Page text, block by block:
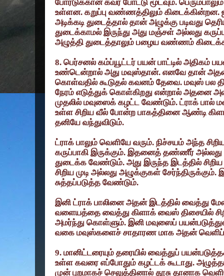
போர்டுக்கான கவர் போட்டு மூடவும்.
உள்ளன. கறுப்பு வண்ணத்திலும்
அடிக்கடி துடைத்தால் தான் அழுக்கு படிவது
துடைக்காமல் இருந்து அது மஞ்சள் அல்லது
அழுத்தி துடைத்தாலும் பழைய வண்ணம்
8. பெர்சனல் கம்ப்யூட்டர் பயன் பாட்டில் அதிகம்
உண்டென்றால் அது மவுஸ்தான். எனவே தான்
கொள்வதில் கூடுதல் கவனம் தேவை. மவுஸ் பல
நேரம் எடுத்துக் கொள்கிறது என்றால் அதனை
முதலில் மவுஸைக் கழட்ட வேண்டும். ட்ராக் பால்
உள்ள சிறிய வீல் போன்ற பாகத்தினை ஆண்டி
தனியே வந்துவிடும்.
ட்ராக் பாலும் வெளியே வரும். நிச்சயம் அந்த
கருப்பாகி இருக்கும். இதனைத் தண்ணீர் அல்லது
துடைக்க வேண்டும். அது இருந்த இடத்தில்
சிறிய முடி அல்லது அழுக்குகள்
சுத்தப்படுத்த வேண்டும்.
இனி ட்ராக் பாலினை அதன் இடத்தில் வைத்து
வளையத்தை வைத்து கிளாக் வைஸ் திசையில்
அமர்ந்து கொள்ளும். இனி மவுஸைப்
வகை மவுஸ்களைச் சாதாரண மாக அதன்
9. மானிட்டரையும் தரையில் வைத்துப்
உள்ள கவரை எப்போதும் கழட்டக் கூடாது.
முன் புறமாகச் செலுத்தினால் தூசு தானாக